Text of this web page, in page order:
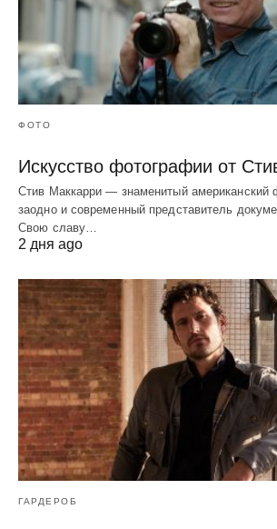
ФОТО
Искусство фотографии от
Стив Маккарри — знаменитый американский
заодно и современный представитель
Свою славу…
2 дня ago
ГАРДЕРОБ